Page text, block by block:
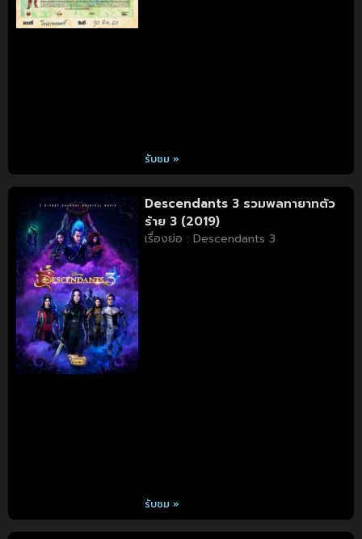
รับชม »
Descendants 3 รวมพลทายาทตัว
ร้าย 3 (2019)
เรื่องย่อ : Descendants 3
รับชม »